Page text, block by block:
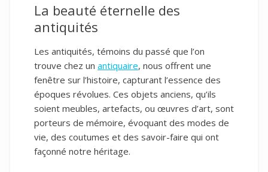
La beauté éternelle des
antiquités
Les antiquités, témoins du passé que l’on
trouve chez un antiquaire, nous offrent une
fenêtre sur l’histoire, capturant l’essence des
époques révolues. Ces objets anciens, qu’ils
soient meubles, artefacts, ou œuvres d’art, sont
porteurs de mémoire, évoquant des modes de
vie, des coutumes et des savoir-faire qui ont
façonné notre héritage.